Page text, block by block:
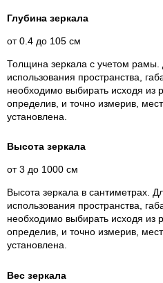
Глубина зеркала
от 0.4 до 105 см
Толщина зеркала с учетом рамы.
использования пространства,
необходимо выбирать исходя
определив, и точно измерив,
установлена.
Высота зеркала
от 3 до 1000 см
Высота зеркала в сантиметрах.
использования пространства,
необходимо выбирать исходя
определив, и точно измерив,
установлена.
Вес зеркала